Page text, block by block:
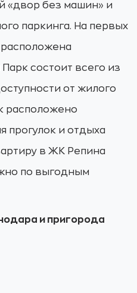
«двор без машин» и
паркинга. На первых
состоит всего из
от жилого
расположено
прогулок и отдыха
в ЖК Репина
по выгодным
и пригорода